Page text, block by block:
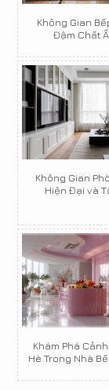
Không Gian
Đậm Chất
Không Gian
Hiện Đại và
Khám Phá
Hè Trong Nhà